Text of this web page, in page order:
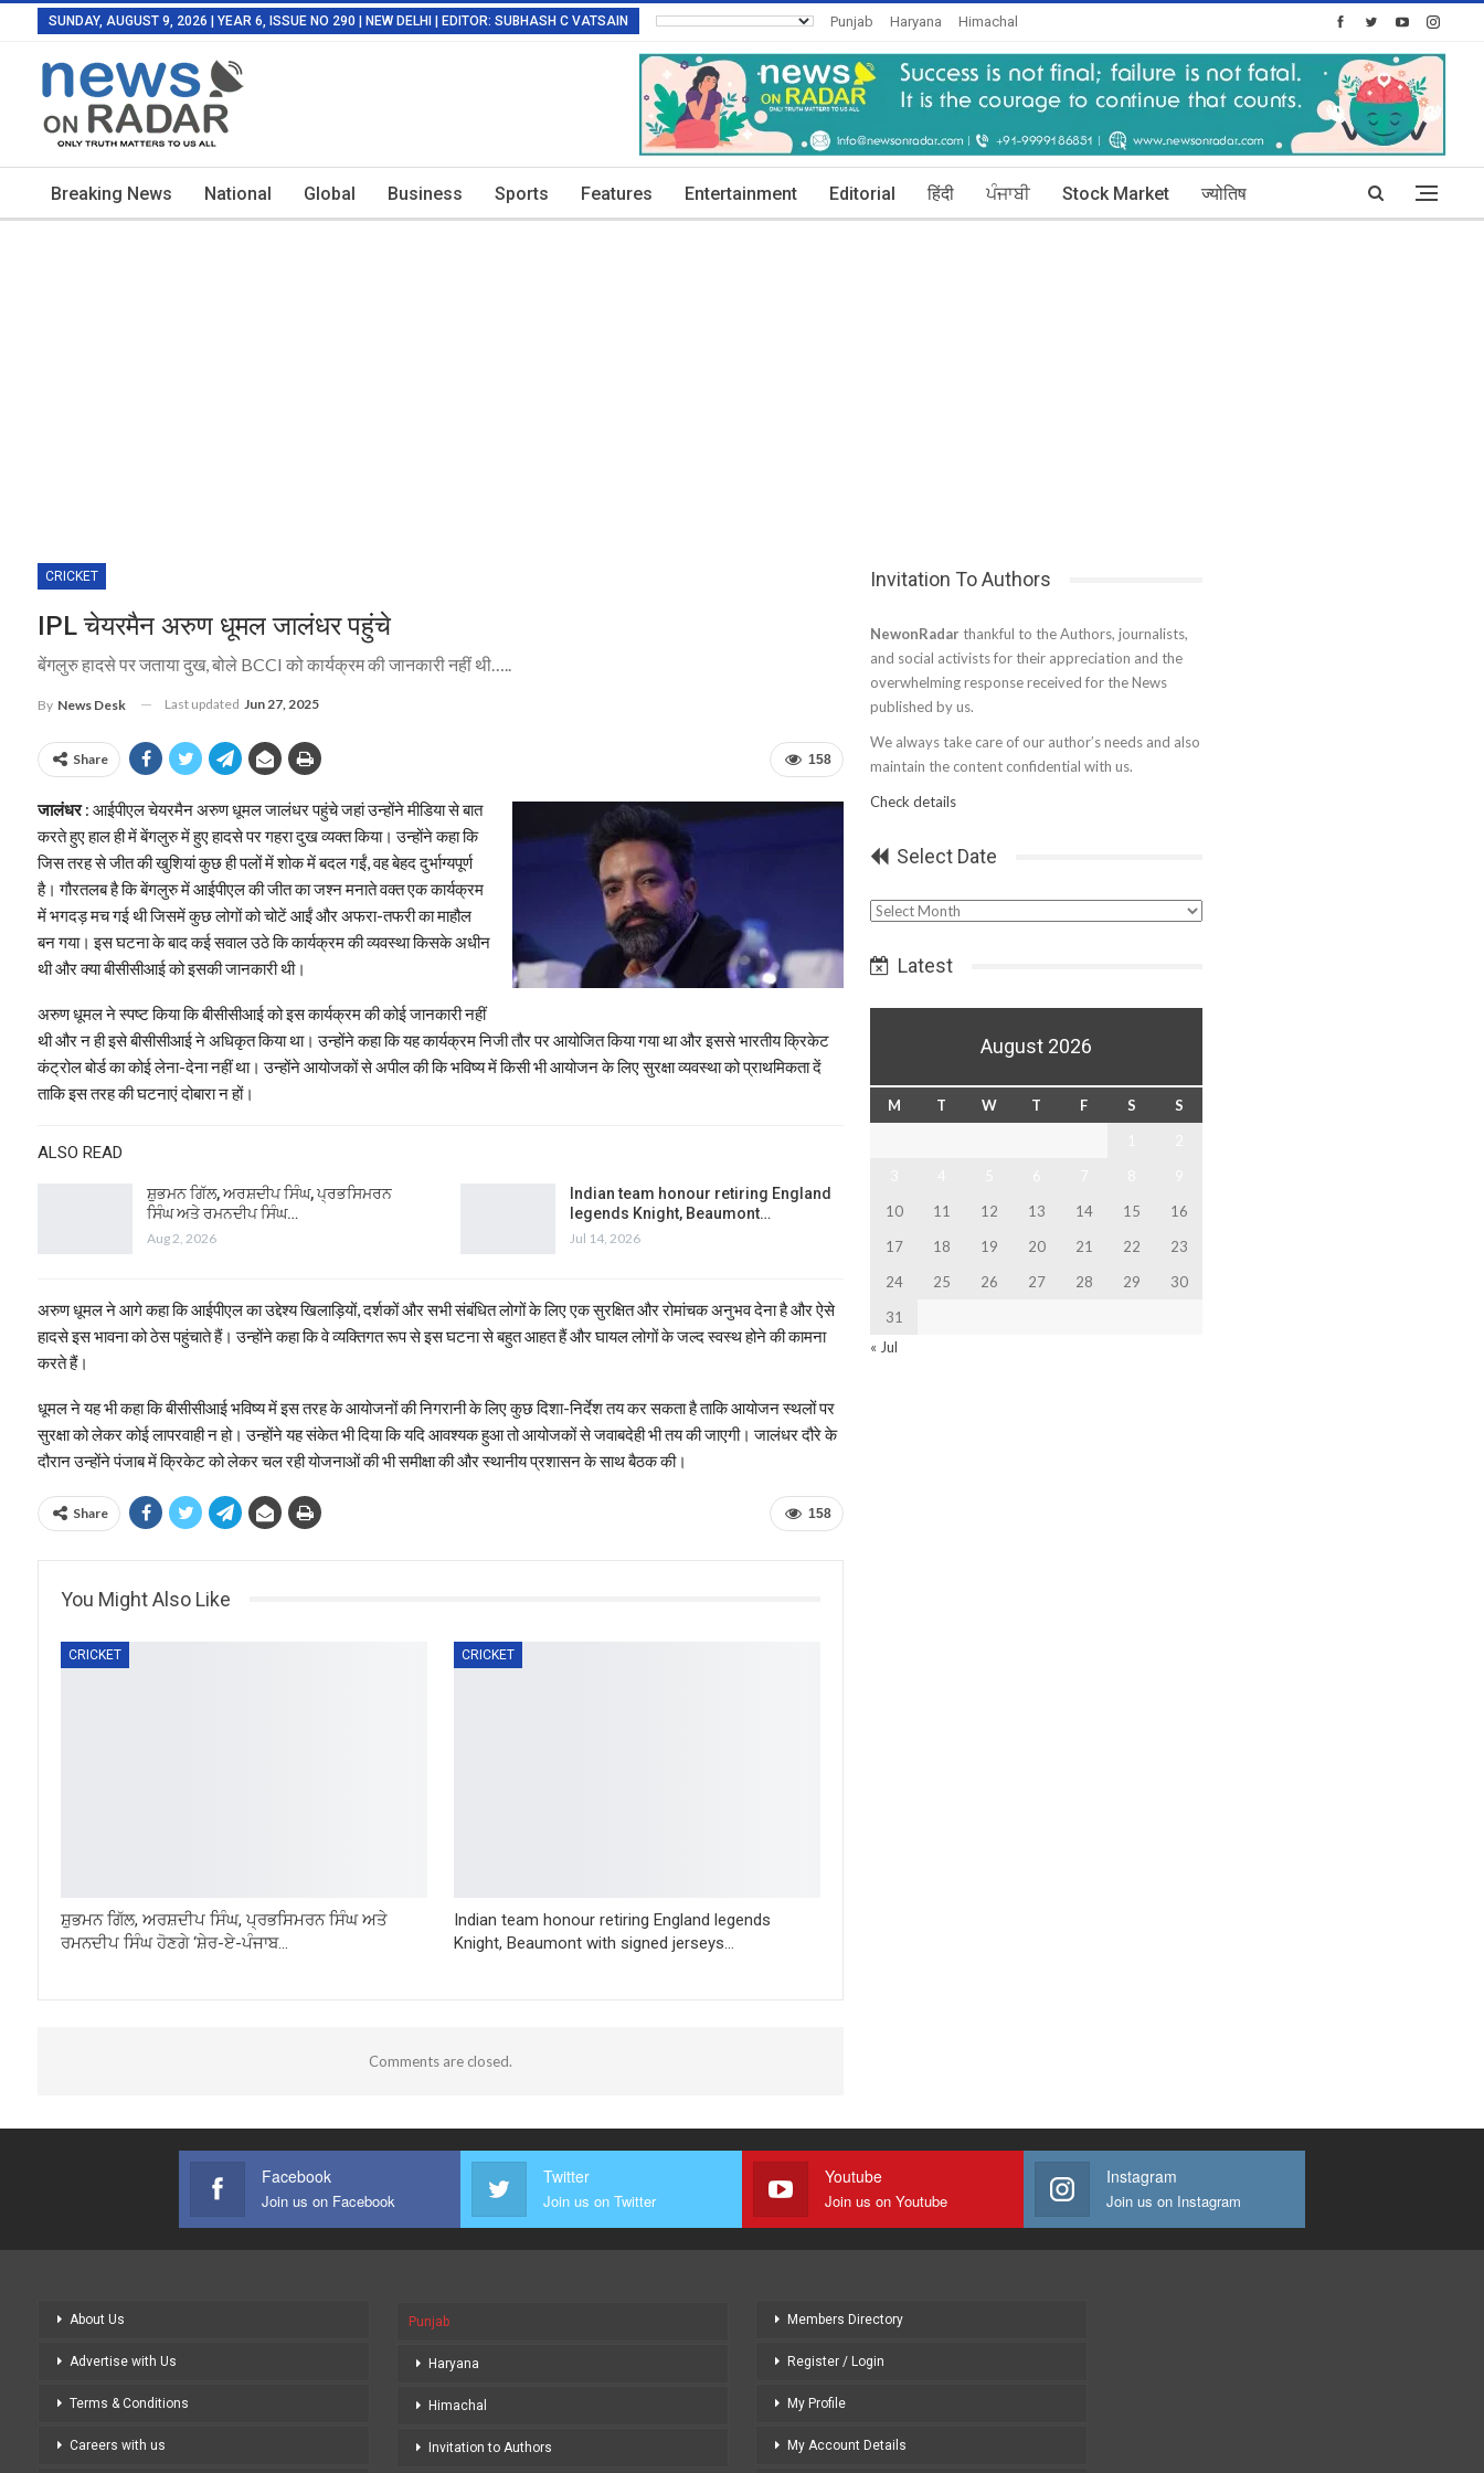
SUNDAY, AUGUST 9, 2026 | YEAR 6, ISSUE NO 290 | NEW DELHI | EDITOR: SUBHASH C VATSAIN Punjab Haryana
Himachal
Invitation To Authors
Today's Posts: 30
Breaking News National Global Business Sports Features Entertainment Editorial हिंदी ਪੰਜਾਬੀ Stock Market ज्योतिष
CRICKET
IPL चेयरमैन अरुण धूमल जालंधर पहुंचे
बेंगलुरु हादसे पर जताया दुख, बोले BCCI को कार्यक्रम की जानकारी नहीं थी…..
By News Desk Last updated Jun 27, 2025
158
Share
जालंधर: आईपीएल चेयरमैन अरुण धूमल जालंधर पहुंचे जहां उन्होंने मीडिया से बात
करते हुए हाल ही में बेंगलुरु में हुए हादसे पर गहरा दुख व्यक्त किया। उन्होंने कहा कि
जिस तरह से जीत की खुशियां कुछ ही पलों में शोक में बदल गईं, वह बेहद दुर्भाग्यपूर्ण
है। गौरतलब है कि बेंगलुरु में आईपीएल की जीत का जश्न मनाते वक्त एक कार्यक्रम
में भगदड़ मच गई थी जिसमें कुछ लोगों को चोटें आईं और अफरा-तफरी का माहौल
बन गया। इस घटना के बाद कई सवाल उठे कि कार्यक्रम की व्यवस्था किसके अधीन
थी और क्या बीसीसीआई को इसकी जानकारी थी।
अरुण धूमल ने स्पष्ट किया कि बीसीसीआई को इस कार्यक्रम की कोई जानकारी नहीं
थी और न ही इसे बीसीसीआई ने अधिकृत किया था। उन्होंने कहा कि यह कार्यक्रम निजी तौर पर आयोजित किया गया था और इससे भारतीय क्रिकेट
कंट्रोल बोर्ड का कोई लेना-देना नहीं था। उन्होंने आयोजकों से अपील की कि भविष्य में किसी भी आयोजन के लिए सुरक्षा व्यवस्था को प्राथमिकता दें
ताकि इस तरह की घटनाएं दोबारा न हों।
ALSO READ
ਸ਼ੁਭਮਨ ਗਿੱਲ, ਅਰਸ਼ਦੀਪ ਸਿੰਘ, ਪ੍ਰਭਸਿਮਰਨ
ਸਿੰਘ ਅਤੇ ਰਮਨਦੀਪ ਸਿੰਘ…
Aug 2, 2026
Indian team honour retiring England
legends Knight, Beaumont…
Jul 14, 2026
अरुण धूमल ने आगे कहा कि आईपीएल का उद्देश्य खिलाड़ियों, दर्शकों और सभी संबंधित लोगों के लिए एक सुरक्षित और रोमांचक अनुभव देना है और ऐसे
हादसे इस भावना को ठेस पहुंचाते हैं। उन्होंने कहा कि वे व्यक्तिगत रूप से इस घटना से बहुत आहत हैं और घायल लोगों के जल्द स्वस्थ होने की कामना
करते हैं।
धूमल ने यह भी कहा कि बीसीसीआई भविष्य में इस तरह के आयोजनों की निगरानी के लिए कुछ दिशा-निर्देश तय कर सकता है ताकि आयोजन स्थलों पर
सुरक्षा को लेकर कोई लापरवाही न हो। उन्होंने यह संकेत भी दिया कि यदि आवश्यक हुआ तो आयोजकों से जवाबदेही भी तय की जाएगी। जालंधर दौरे के
दौरान उन्होंने पंजाब में क्रिकेट को लेकर चल रही योजनाओं की भी समीक्षा की और स्थानीय प्रशासन के साथ बैठक की।
158
Share
You Might Also Like
CRICKET
ਸ਼ੁਭਮਨ ਗਿੱਲ, ਅਰਸ਼ਦੀਪ ਸਿੰਘ, ਪ੍ਰਭਸਿਮਰਨ ਸਿੰਘ ਅਤੇ
ਰਮਨਦੀਪ ਸਿੰਘ ਹੋਣਗੇ ‘ਸ਼ੇਰ-ਏ-ਪੰਜਾਬ…
CRICKET
Indian team honour retiring England legends
Knight, Beaumont with signed jerseys…
Comments are closed.
Invitation To Authors
NewonRadar thankful to the Authors, journalists,
and social activists for their appreciation and the
overwhelming response received for the News
published by us.
We always take care of our author’s needs and also
maintain the content confidential with us.
Check details
Select Date
Select
Latest
August 2026
M T W T F S
S
10
11 12 13 14 15
16
17
18 19 20 21 22
23
24
25 26 27 28 29
30
31
« Jul
Facebook
Join us on Facebook
Twitter
Join us on Twitter
Youtube
Join us on Youtube
Instagram
Join us on Instagram
About Us
Advertise with Us
Terms & Conditions
Careers with us
Punjab
Haryana
Himachal
Invitation to Authors
Members Directory
Register / Login
My Profile
My Account Details